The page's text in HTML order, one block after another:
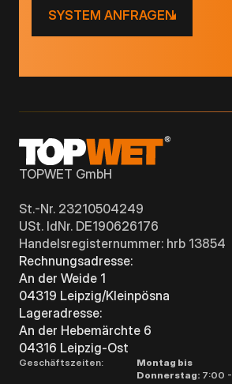
SYSTEM ANFRAGEN
TOPWET GmbH
St.-Nr. 23210504249
USt. IdNr. DE190626176
Handelsregisternummer: hrb 13854
Rechnungsadresse:
An der Weide 1
04319 Leipzig/Kleinpösna
Lageradresse:
An der Hebemärchte 6
04316 Leipzig-Ost
Geschäftszeiten:
Montag bis
Donnerstag: 7:00 -